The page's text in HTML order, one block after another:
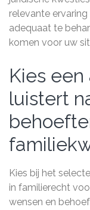
relevante
adequaat te
komen voor uw
Kies
luistert
Kies bij het
in familierecht
wensen en